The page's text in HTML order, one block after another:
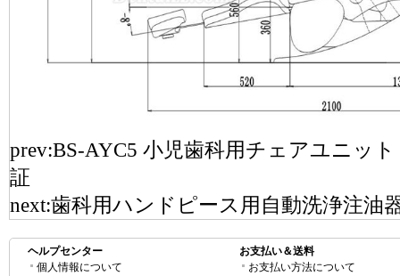
prev:BS-AYC5 小児歯科用チェアユニッ
証
next:歯科用ハンドピース用自動洗浄注油
ヘルプセンター
個人情報について
お支払い＆送料
お支払い方法について